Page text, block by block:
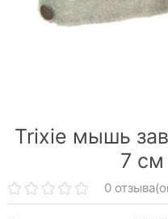
Trixie мышь
7
0